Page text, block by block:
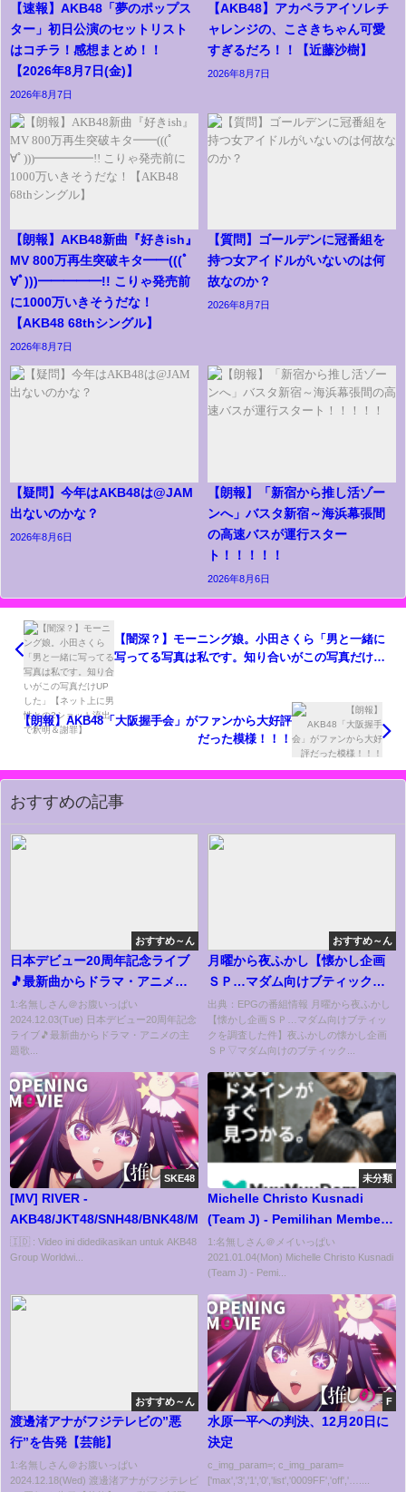
【速報】AKB48「夢のポップス
ター」初日公演のセットリスト
はコチラ！感想まとめ！！
【2026年8月7日(金)】
2026年8月7日
【AKB48】アカペラアイソレチ
ャレンジの、こさきちゃん可愛
すぎるだろ！！【近藤沙樹】
2026年8月7日
【朗報】AKB48新曲『好きish』
MV 800万再生突破キタ━━(((ﾟ
∀ﾟ)))━━━━━!! こりゃ発売前
に1000万いきそうだな！
【AKB48 68thシングル】
2026年8月7日
【質問】ゴールデンに冠番組を
持つ女アイドルがいないのは何
故なのか？
2026年8月7日
【疑問】今年はAKB48は@JAM
出ないのかな？
2026年8月6日
【朗報】「新宿から推し活ゾー
ンへ」バスタ新宿～海浜幕張間
の高速バスが運行スター
ト！！！！！
2026年8月6日
【闇深？】モーニング娘。小田さくら「男と一緒に
写ってる写真は私です。知り合いがこの写真だけUP
【朗報】AKB48「大阪握手会」がファンから大好評
だった模様！！！
おすすめの記事
おすすめ～ん
日本デビュー20周年記念ライブ
🎵最新曲からドラマ・アニメの
主題歌まで熱唱【東方神起】
1:名無しさん＠お腹いっぱい
2024.12.03(Tue) 日本デビュー20周年記念
ライブ🎵最新曲からドラマ・アニメの主
題歌...
おすすめ～ん
月曜から夜ふかし【懐かし企画
ＳＰ…マダム向けブティックを
調査した件】[字]…の番組内容解
析まとめ
出典：EPGの番組情報 月曜から夜ふかし
【懐かし企画ＳＰ…マダム向けブティッ
クを調査した件】夜ふかしの懐かし企画
ＳＰ▽マダム向けのブティック...
SKE48
[MV] RIVER -
AKB48/JKT48/SNH48/BNK48/MNL48/SGO48
🇮🇩 : Video ini didedikasikan untuk AKB48
Group Worldwi...
未分類
Michelle Christo Kusnadi
(Team J) - Pemilihan Member
Single Ke-17 JKT48
1:名無しさん＠メイいっぱい
2021.01.04(Mon) Michelle Christo Kusnadi
(Team J) - Pemi...
おすすめ～ん
渡邊渚アナがフジテレビの”悪
行”を告発【芸能】
1:名無しさん＠お腹いっぱい
2024.12.18(Wed) 渡邊渚アナがフジテレビ
F
水原一平への判決、12月20日に
決定
c_img_param=; c_img_param=
['max','3','1','0','list','0009FF','off','…....